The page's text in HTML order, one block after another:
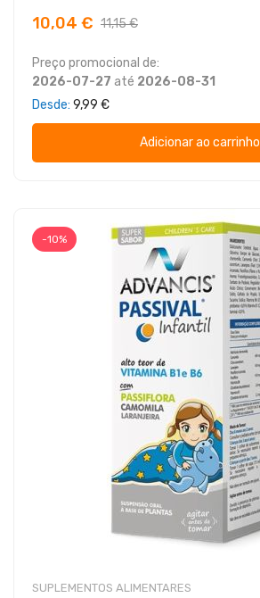
10,04 € 11,15 €
Preço promocional de:
2026-07-27 até 2026-08-31
Desde 9,99 €
Adicionar ao carrinho
-10%
SUPLEMENTOS ALIMENTARES